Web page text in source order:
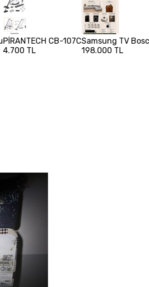
PİRANTECH CB-107C
4.700 TL
Samsung TV
198.000 TL